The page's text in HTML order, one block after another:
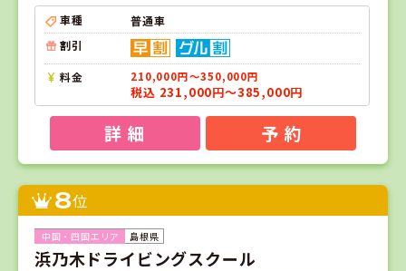
車種
普通車
割引
料金 210,000円～350,000円
税込 231,000円～385,000円
詳 細 予 約
8位
島根県
浜乃木ドライビングスクール